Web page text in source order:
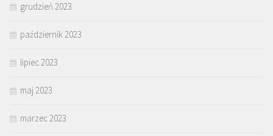
grudzień 2023
październik 2023
lipiec 2023
maj 2023
marzec 2023